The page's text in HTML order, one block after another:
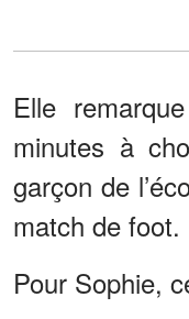
Elle
minutes à
garçon de
match de foot.
Pour Sophie,